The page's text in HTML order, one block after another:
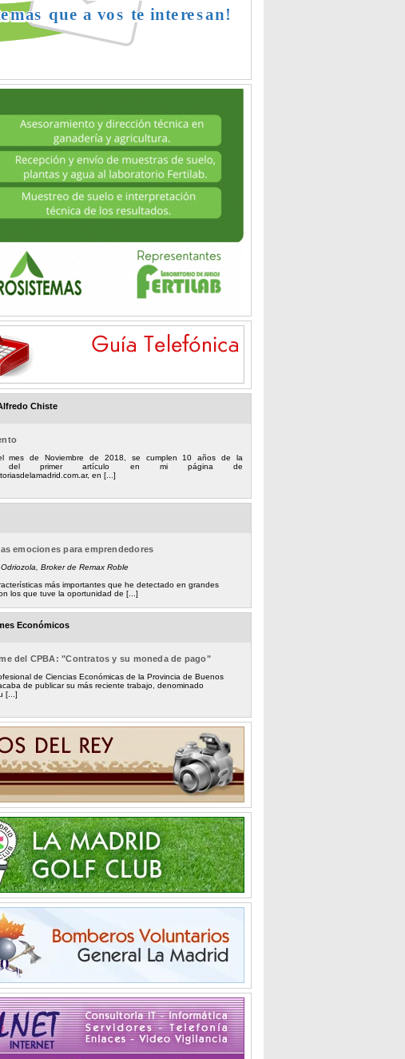
Chiste
mes de Noviembre de 2018, se cumplen 10 años de la
del primer artículo en mi página de
en [...]
emociones para emprendedores
Broker de Remax Roble
más importantes que he detectado en grandes
los que tuve la oportunidad de [...]
Económicos
del CPBA: "Contratos y su moneda de pago"
de Ciencias Económicas de la Provincia de Buenos
de publicar su más reciente trabajo, denominado
[...]